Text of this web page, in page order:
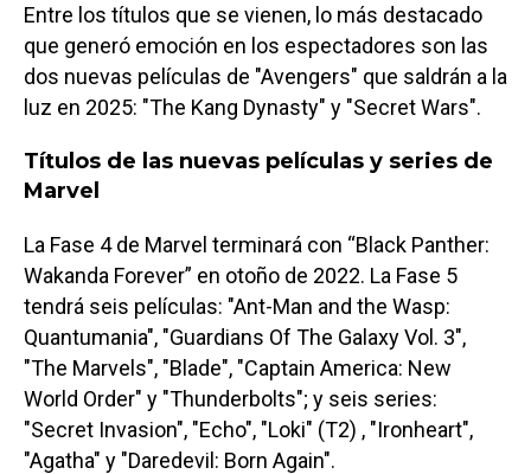
Entre los títulos que se vienen, lo más destacado
que generó emoción en los espectadores son las
dos nuevas películas de "Avengers" que saldrán a la
luz en 2025: "The Kang Dynasty" y "Secret Wars".
Títulos de las nuevas películas y series de
Marvel
La Fase 4 de Marvel terminará con “Black Panther:
Wakanda Forever” en otoño de 2022. La Fase 5
tendrá seis películas: "Ant-Man and the Wasp:
Quantumania", "Guardians Of The Galaxy Vol. 3",
"The Marvels", "Blade", "Captain America: New
World Order" y "Thunderbolts"; y seis series:
"Secret Invasion", "Echo", "Loki" (T2) , "Ironheart",
"Agatha" y "Daredevil: Born Again".